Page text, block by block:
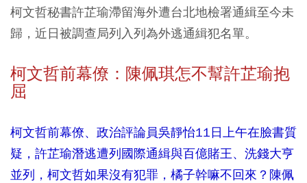
柯文哲秘書許芷瑜滯留海外遭台北地檢署通緝至今未
歸，近日被調查局列入列為外逃通緝犯名單。
柯文哲前幕僚：陳佩琪怎不幫許芷瑜抱
屈
柯文哲前幕僚、政治評論員吳靜怡11日上午在臉書質
疑，許芷瑜潛逃遭列國際通緝與百億賭王、洗錢大亨
並列，柯文哲如果沒有犯罪，橘子幹嘛不回來？陳佩